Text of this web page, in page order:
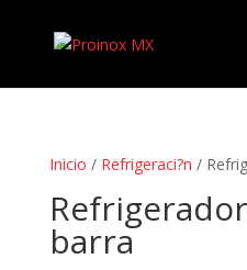
Inicio / Refrigeraci?n /
barra